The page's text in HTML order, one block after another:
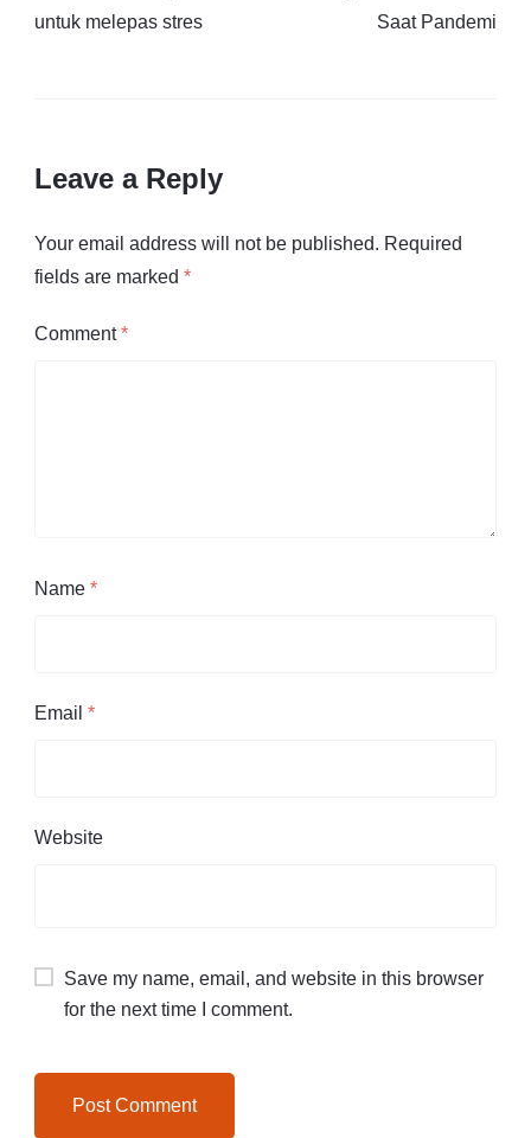
untuk melepas stres
Saat Pandemi
Leave a Reply
Your email address will not be published. Required
fields are marked *
Comment*
Name *
Email *
Website
Save my name, email, and website in this browser
for the next time I comment.